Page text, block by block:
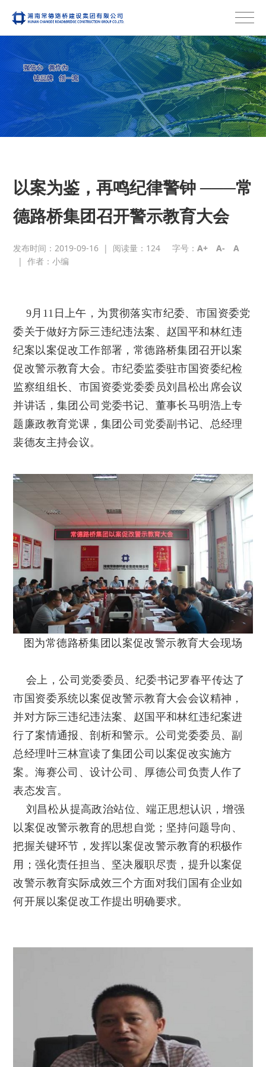
以案为鉴，再鸣纪律警钟 ───常
德路桥集团召开警示教育大会
发布时间：2019-09-16 | 阅读量： 124 字号：A+ A-
A
|作者：小编
9月11日上午，为贯彻落实市纪委、市国资委党
委关于做好方际三违纪违法案、赵国平和林红违
纪案以案促改工作部署，常德路桥集团召开以案
促改警示教育大会。市纪委监委驻市国资委纪检
监察组组长、市国资委党委委员刘昌松出席会议
并讲话，集团公司党委书记、董事长马明浩上专
题廉政教育党课，集团公司党委副书记、总经理
裴德友主持会议。
图为常德路桥集团以案促改警示教育大会现场
会上，公司党委委员、纪委书记罗春平传达了
市国资委系统以案促改警示教育大会会议精神，
并对方际三违纪违法案、赵国平和林红违纪案进
行了案情通报、剖析和警示。公司党委委员、副
总经理叶三林宣读了集团公司以案促改实施方
案。海赛公司、设计公司、厚德公司负责人作了
表态发言。
刘昌松从提高政治站位、端正思想认识，增强
以案促改警示教育的思想自觉；坚持问题导向、
把握关键环节，发挥以案促改警示教育的积极作
用；强化责任担当、坚决履职尽责，提升以案促
改警示教育实际成效三个方面对我们国有企业如
何开展以案促改工作提出明确要求。